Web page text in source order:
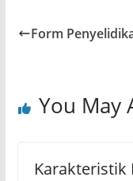
Form
You May
Karakteristik